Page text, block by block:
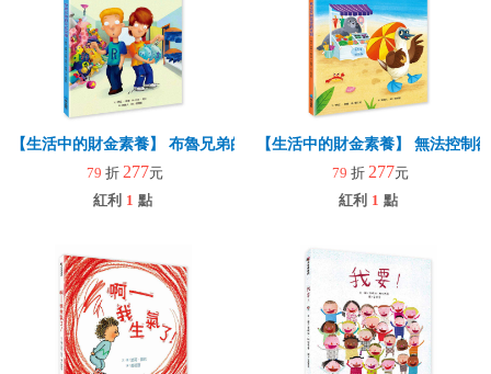
【生活中的財金素養】 布魯兄弟的存款奇蹟：用30元變百萬富翁
79 折 277元
紅利 1 點
【生活中的財金素養】 無法控制
79 折 277元
紅利 1 點